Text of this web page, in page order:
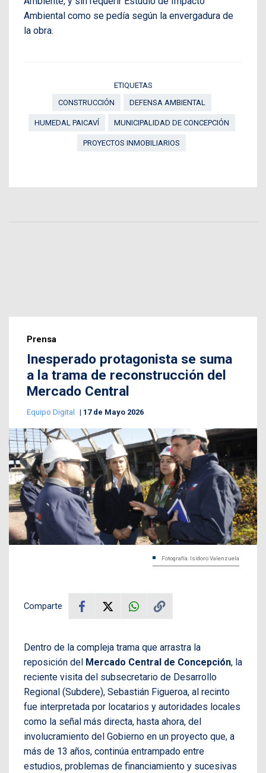
Ambiental como se pedía según la envergadura de
la obra.
ETIQUETAS
CONSTRUCCIÓN
DEFENSA AMBIENTAL
HUMEDAL PAICAVÍ MUNICIPALIDAD DE CONCEPCIÓN
PROYECTOS INMOBILIARIOS
Prensa
Inesperado protagonista se suma
a la trama de reconstrucción del
Mercado Central
Equipo Digital 17 de Mayo 2026
Fotografía: Isidoro Valenzuela
Comparte
Dentro de la compleja trama que arrastra la
reposición del Mercado Central de Concepción, la
reciente visita del subsecretario de Desarrollo
Regional (Subdere), Sebastián Figueroa, al recinto
fue interpretada por locatarios y autoridades locales
como la señal más directa, hasta ahora, del
involucramiento del Gobierno en un proyecto que, a
más de 13 años, continúa entrampado entre
estudios, problemas de financiamiento y sucesivas